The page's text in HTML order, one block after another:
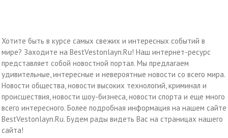
Хотите быть в курсе самых свежих и интересных событий в
мире? Заходите на BestVestonlayn.Ru! Наш интернет-ресурс
представляет собой новостной портал. Мы предлагаем
удивительные, интересные и невероятные новости со всего мира.
Новости общества, новости высоких технологий, криминал и
происшествия, новости шоу-бизнеса, новости спорта и еще много
всего интересного. Более подробная информация на нашем сайте
BestVestonlayn.Ru. Будем рады видеть Вас на страницах нашего
сайта!